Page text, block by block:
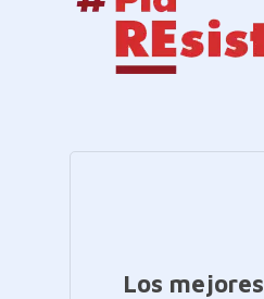
Los mejores